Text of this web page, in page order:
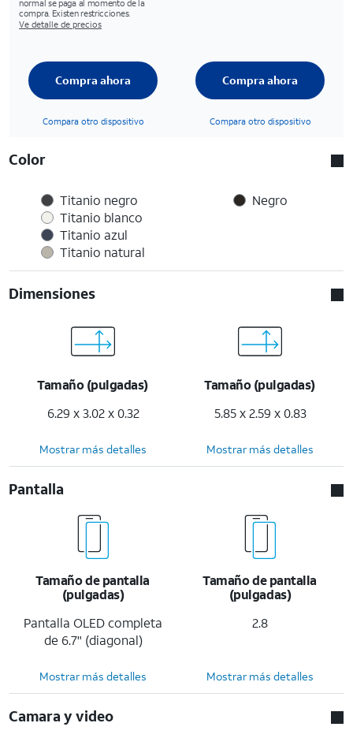
normal se paga al momento de la
compra. Existen restricciones.
Ve detalle de precios
Compra ahora
Compara otro dispositivo
Compra ahora
Compara otro dispositivo
Color
Titanio negro
Titanio blanco
Titanio azul
Titanio natural
Negro
Dimensiones
Tamaño (pulgadas)
6.29 x 3.02 x 0.32
Tamaño (pulgadas)
5.85 x 2.59 x 0.83
Mostrar más detalles Mostrar más detalles
Pantalla
Tamaño de pantalla
(pulgadas)
Pantalla OLED completa
de 6.7" (diagonal)
Tamaño de pantalla
(pulgadas)
2.8
Mostrar más detalles Mostrar más detalles
Camara y video